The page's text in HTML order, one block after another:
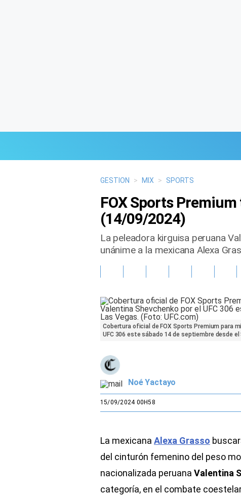
GESTION > MIX > SPORTS
FOX Sports
(14/09/2024)
La peleadora kirguisa peruana
unánime a la mexicana Alexa
Cobertura oficial de FOX Sports Premium para
UFC 306 este sábado 14 de septiembre desde el
Noé Yactayo
15/09/2024 00H58
La mexicana Alexa Grasso
del cinturón femenino del peso
nacionalizada peruana Valentina
categoría, en el combate